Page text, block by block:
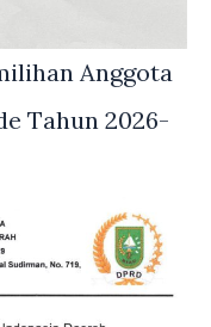
Anggota
Tahun 2026-